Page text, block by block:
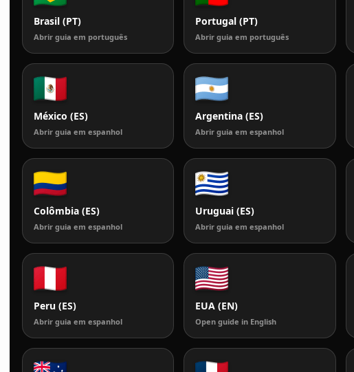
Brasil (PT)
Abrir guia em português
Portugal (PT)
Abrir guia em português
México (ES)
Abrir guia em espanhol
Argentina (ES)
Abrir guia em espanhol
Colômbia (ES)
Abrir guia em espanhol
Uruguai (ES)
Abrir guia em espanhol
Peru (ES)
Abrir guia em espanhol
EUA (EN)
Open guide in English